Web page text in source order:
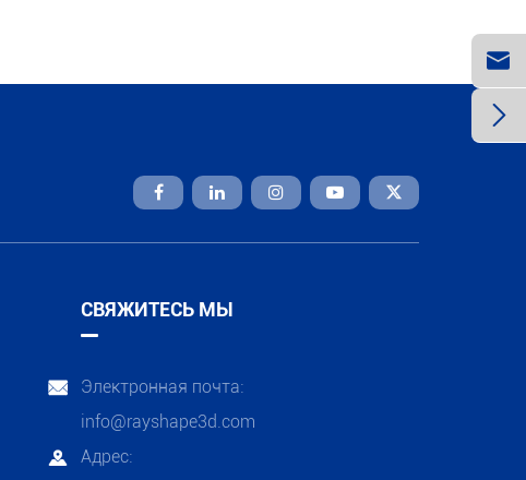

СВЯЖИТЕСЬ МЫ

Электронная почта:
info@rayshape3d.com

Адрес:

